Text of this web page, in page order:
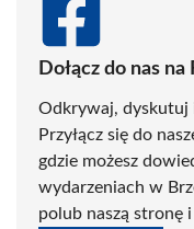
Dołącz do nas
Odkrywaj, dyskutuj
Przyłącz się do
gdzie możesz
wydarzeniach w
polub naszą stronę